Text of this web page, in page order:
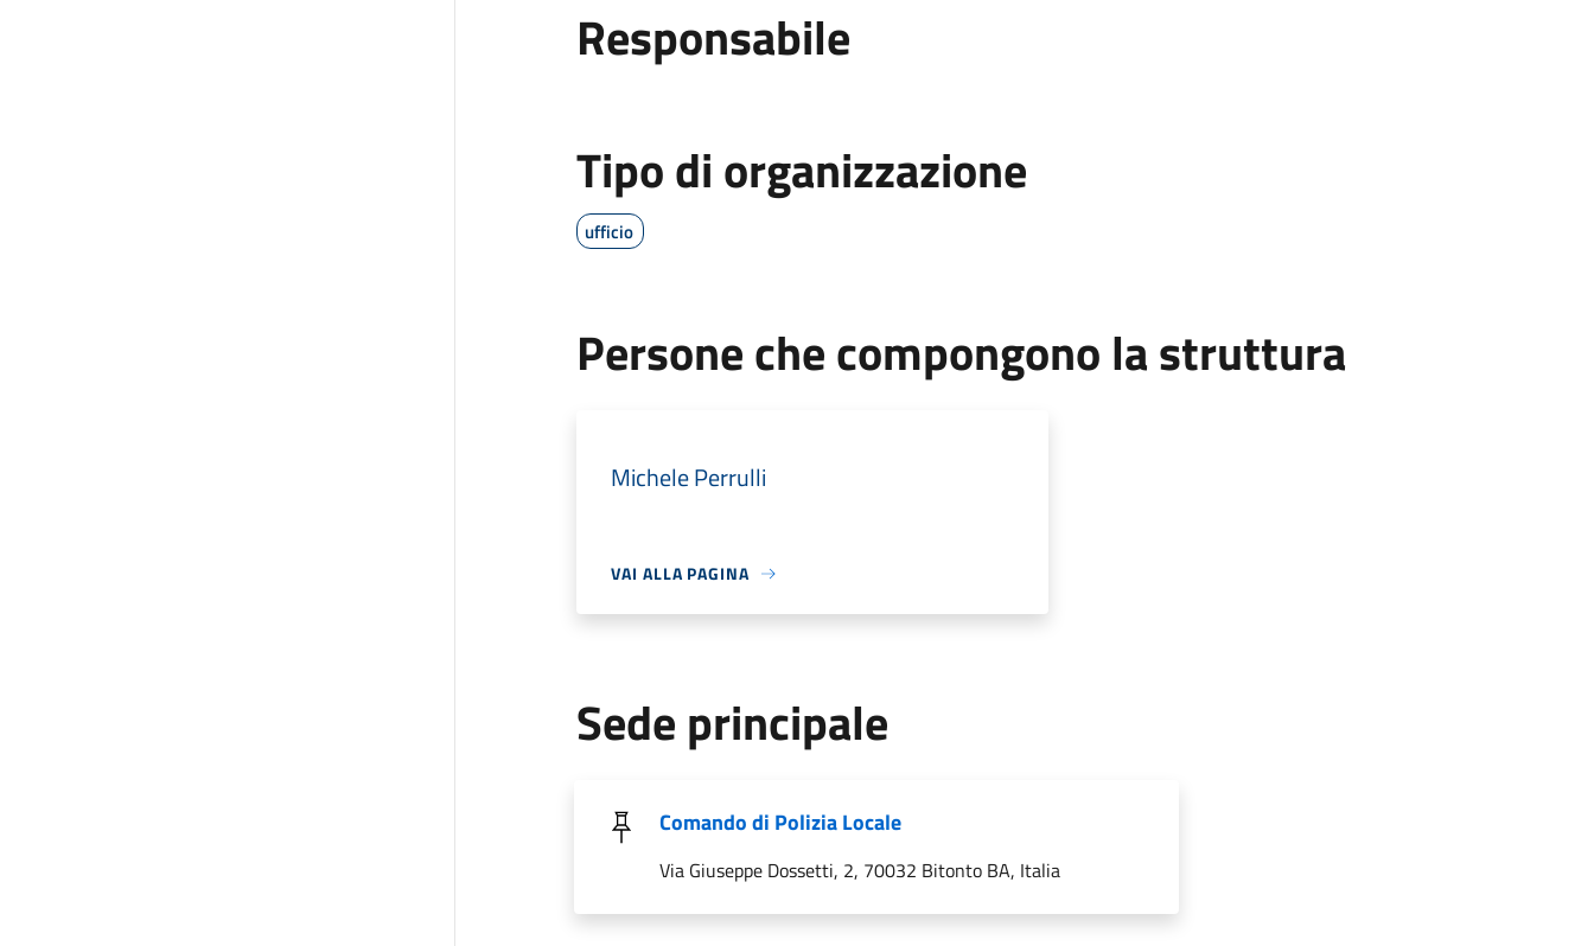
Responsabile
Tipo di organizzazione
ufficio
Persone che compongono la struttura
Michele Perrulli
VAI ALLA PAGINA
Sede principale
Comando di Polizia Locale
Via Giuseppe Dossetti, 2, 70032 Bitonto BA, Italia